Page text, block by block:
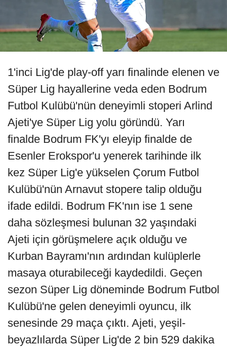
1'inci Lig'de play-off yarı finalinde elenen ve
Süper Lig hayallerine veda eden Bodrum
Futbol Kulübü'nün deneyimli stoperi Arlind
Ajeti'ye Süper Lig yolu göründü. Yarı
finalde Bodrum FK'yı eleyip finalde de
Esenler Erokspor'u yenerek tarihinde ilk
kez Süper Lig'e yükselen Çorum Futbol
Kulübü'nün Arnavut stopere talip olduğu
ifade edildi. Bodrum FK'nın ise 1 sene
daha sözleşmesi bulunan 32 yaşındaki
Ajeti için görüşmelere açık olduğu ve
Kurban Bayramı'nın ardından kulüplerle
masaya oturabileceği kaydedildi. Geçen
sezon Süper Lig döneminde Bodrum Futbol
Kulübü'ne gelen deneyimli oyuncu, ilk
senesinde 29 maça çıktı. Ajeti, yeşil-
beyazlılarda Süper Lig'de 2 bin 529 dakika